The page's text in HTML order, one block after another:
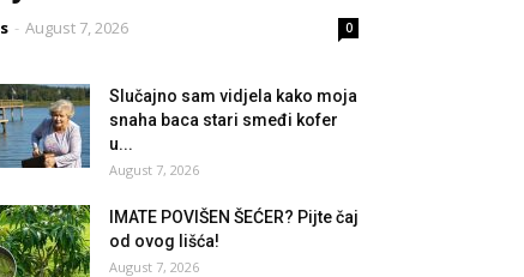
- August 7, 2026 0
Slučajno sam vidjela kako moja
snaha baca stari smeđi kofer
u...
August 7, 2026
IMATE POVIŠEN ŠEĆER? Pijte čaj
od ovog lišća!
August 7, 2026